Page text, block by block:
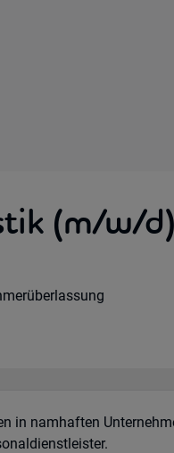
(m/w/d)
in namhaften